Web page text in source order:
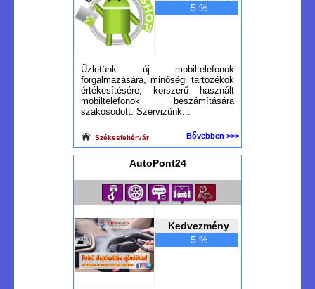
5 %
Üzletünk új mobiltelefonok
forgalmazására, minőségi tartozékok
értékesítésére, korszerű használt
mobiltelefonok beszámítására
szakosodott. Szervizünk...
Székesfehérvár Bővebben >>>
AutoPont24
Kedvezmény
5 %